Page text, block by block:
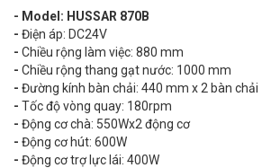
- Model: HUSSAR 870B
- Điện áp: DC24V
- Chiều rộng làm việc: 880 mm
- Chiều rộng thang gạt nước: 1000 mm
- Đường kính bàn chải: 440 mm x 2 bàn chải
- Tốc độ vòng quay: 180rpm
- Động cơ chà: 550Wx2 động cơ
- Động cơ hút: 600W
- Động cơ trợ lực lái: 400W